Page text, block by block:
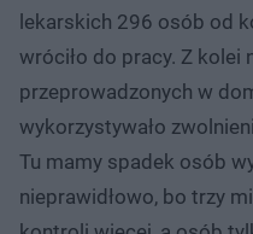
lekarskich 296 osób od
wróciło do pracy. Z kolei
przeprowadzonych w
wykorzystywało
Tu mamy spadek osób
nieprawidłowo, bo trzy